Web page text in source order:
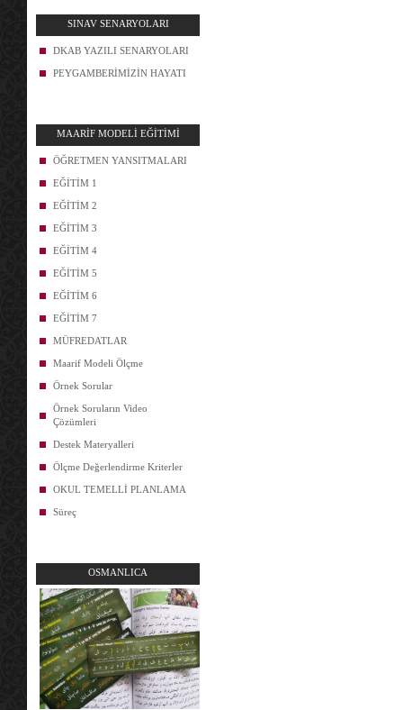
SINAV SENARYOLARI
DKAB YAZILI SENARYOLARI
PEYGAMBERİMİZİN HAYATI
MAARİF MODELİ EĞİTİMİ
ÖĞRETMEN YANSITMALARI
EĞİTİM 1
EĞİTİM 2
EĞİTİM 3
EĞİTİM 4
EĞİTİM 5
EĞİTİM 6
EĞİTİM 7
MÜFREDATLAR
Maarif Modeli Ölçme
Örnek Sorular
Örnek Soruların Video
Çözümleri
Destek Materyalleri
Ölçme Değerlendirme Kriterler
OKUL TEMELLİ PLANLAMA
Süreç
OSMANLICA